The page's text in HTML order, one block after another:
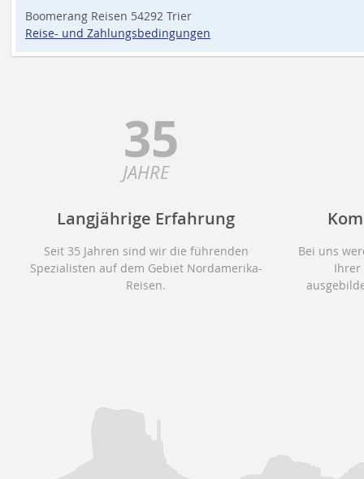
Boomerang Reisen 54292 Trier
Reise- und Zahlungsbedingungen
35
JAHRE
Langjährige Erfahrung
Seit 35 Jahren sind wir die führenden
Spezialisten auf dem Gebiet Nordamerika-
Reisen.
Bei uns
Ihrer